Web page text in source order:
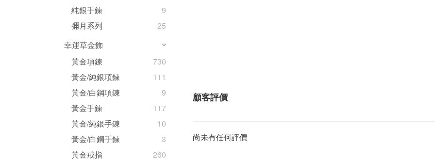
純銀手鍊
9
彌月系列
25
幸運草金飾
黃金項鍊
730
黃金/純銀項鍊
111
黃金/白鋼項鍊
9
黃金手鍊
117
黃金/純銀手鍊
10
黃金/白鋼手鍊
3
黃金戒指
260
顧客評價
尚未有任何評價